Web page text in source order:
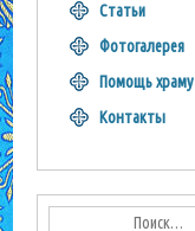
Статьи
Фотогалерея
Помощь храму
Контакты